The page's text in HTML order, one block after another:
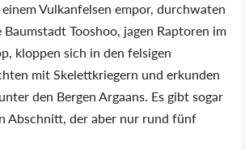
Vulkanfelsen empor, durchwaten
Tooshoo, jagen Raptoren im
kloppen sich in den felsigen
mit Skelettkriegern und erkunden
den Bergen Argaans. Es gibt sogar
Abschnitt, der aber nur rund fünf